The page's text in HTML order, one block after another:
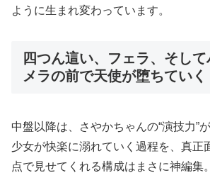
ように生まれ変わっています。
四つん這い、フェラ、そし
メラの前で天使が堕ちていく
中盤以降は、さやかちゃんの“演技力”
少女が快楽に溺れていく過程を、真正
点で見せてくれる構成はまさに神編集